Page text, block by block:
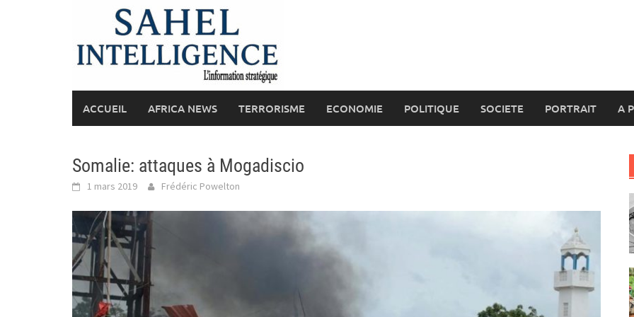
ACCUEIL AFRICA NEWS TERRORISME ECONOMIE POLITIQUE SOCIETE PORTRAIT A
Somalie: attaques à Mogadiscio
1 mars 2019 Frédéric Powelton